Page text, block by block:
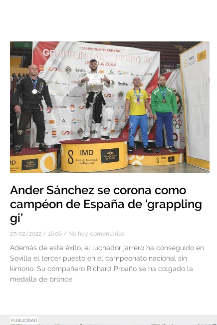
Ander Sánchez se corona como
campéon de España de ‘grappling
gi’
27/02/2022 16:06 No hay comentarios
Además de este éxito, el luchador jarrero ha conseguido en
Sevilla el tercer puesto en el campeonato nacional sin
kimono. Su compañero Richard Proaño se ha colgado la
medalla de bronce
PUBLICIDAD